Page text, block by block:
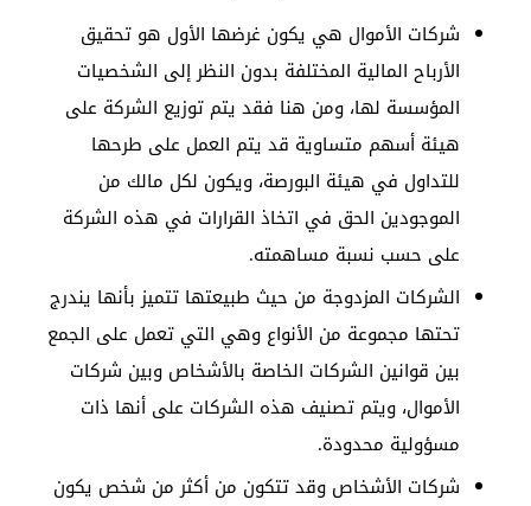
شركات الأموال هي يكون غرضها الأول هو تحقيق
الأرباح المالية المختلفة بدون النظر إلى الشخصيات
المؤسسة لها، ومن هنا فقد يتم توزيع الشركة على
هيئة أسهم متساوية قد يتم العمل على طرحها
للتداول في هيئة البورصة، ويكون لكل مالك من
الموجودين الحق في اتخاذ القرارات في هذه الشركة
على حسب نسبة مساهمته.
الشركات المزدوجة من حيث طبيعتها تتميز بأنها يندرج
تحتها مجموعة من الأنواع وهي التي تعمل على الجمع
بين قوانين الشركات الخاصة بالأشخاص وبين شركات
الأموال، ويتم تصنيف هذه الشركات على أنها ذات
مسؤولية محدودة.
شركات الأشخاص وقد تتكون من أكثر من شخص يكون